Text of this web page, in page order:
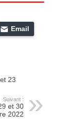
Email
23
Suivant :
et 30
2022